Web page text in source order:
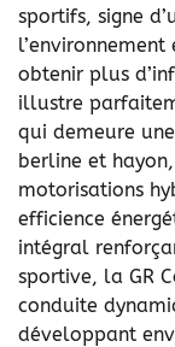
sportifs, signe
obtenir plus
illustre
qui demeure
berline et
motorisations
efficience
intégral
sportive, la GR
conduite
développant